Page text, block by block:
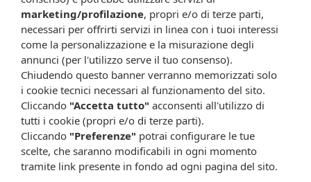
sostituisce né il foglietto illustrativo (o la descrizione riportata sulla
confezione stessa), né il consiglio del medico, specialmente in caso
di possibili allergie o patologie. Vista la difficoltà nell’adeguarsi alle
continue modifiche effettuate dalle varie aziende produttrici come
cambio del packaging (colori, dimensioni, contenuto, informazioni) e
i possibili cambiamenti come cambio degli ingredienti e valori
percentuali, Farmacia Cavalieri Shop dichiara di non assumere
alcuna responsabilità in caso di schede prodotto ed immagini non
aggiornate in tempo reale e presenza di errori o omissioni. Inoltre
non si assumono responsabilità in caso di qualsiasi problema
causato dall’accesso delle informazioni riportate sul sito
shop.farmaciacavalieri.it.
marketing/profilazione, propri e/o di terze parti,
necessari per offrirti servizi in linea con i tuoi interessi
come la personalizzazione e la misurazione degli
annunci (per l'utilizzo serve il tuo consenso).
Chiudendo questo banner verranno memorizzati solo
i cookie tecnici necessari al funzionamento del sito.
Cliccando "Accetta tutto" acconsenti all'utilizzo di
tutti i cookie (propri e/o di terze parti).
Cliccando "Preferenze" potrai configurare le tue
scelte, che saranno modificabili in ogni momento
tramite link presente in fondo ad ogni pagina del sito.